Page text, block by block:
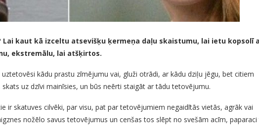
Lai kaut kā izceltu atsevišķu ķermeņa daļu skaistumu, lai ietu kopsolī
ekstremālu, lai atšķirtos.
kādu prastu zīmējumu vai, gluži otrādi, ar kādu dziļu jēgu, bet citiem
uz dzīvi mainīsies, un būs neērti staigāt ar tādu tetovējumu.
ir skatuves cilvēki, par visu, pat par tetovējumiem negaidītās vietās, agrāk vai
nožēlo savus tetovējumus un cenšas tos slēpt no svešām acīm, paparaci